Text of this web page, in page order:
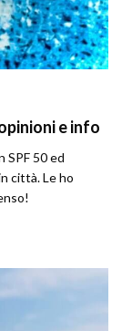
e info
SPF 50 ed
città. Le ho